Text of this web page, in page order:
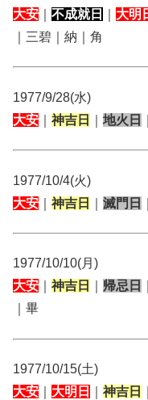
大安
不成就日 大明
｜三碧｜納｜角
1977/9/28(水)
大安
神吉日 地火日
1977/10/4(火)
大安
神吉日 滅門日
1977/10/10(月)
大安
神吉日 帰忌日
｜畢
1977/10/15(土)
大安
大明日 神吉日